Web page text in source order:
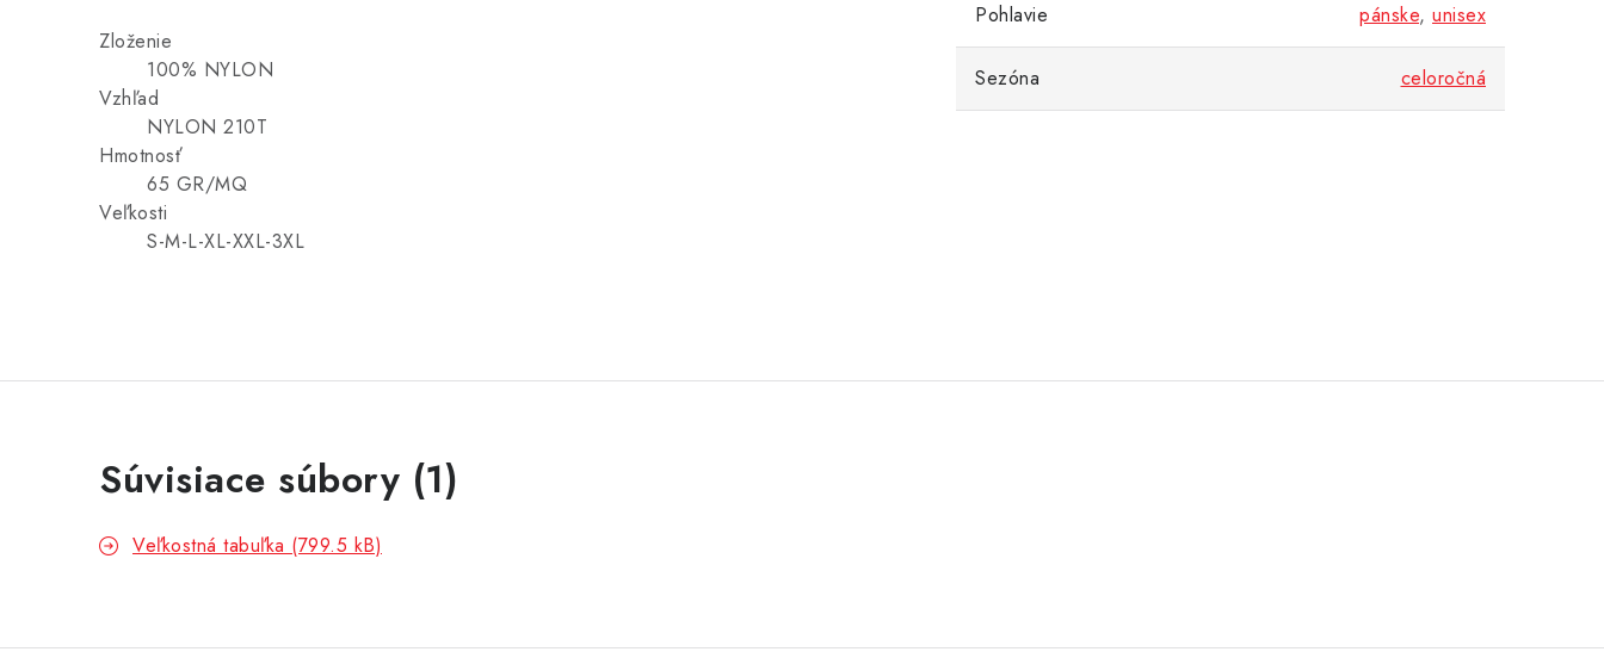
Zloženie
100% NYLON
Vzhľad
NYLON 210T
Hmotnosť
65 GR/MQ
Veľkosti
S-M-L-XL-XXL-3XL
Pohlavie pánske, unisex
Sezóna celoročná
Súvisiace súbory (1)
Veľkostná tabuľka (799.5 kB)